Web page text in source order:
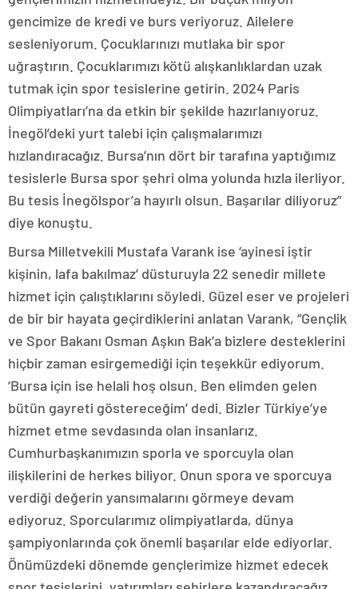
gencimize de kredi ve burs veriyoruz. Ailelere
sesleniyorum. Çocuklarınızı mutlaka bir spor
uğraştırın. Çocuklarımızı kötü alışkanlıklardan uzak
tutmak için spor tesislerine getirin. 2024 Paris
Olimpiyatları’na da etkin bir şekilde hazırlanıyoruz.
İnegöl’deki yurt talebi için çalışmalarımızı
hızlandıracağız. Bursa’nın dört bir tarafına yaptığımız
tesislerle Bursa spor şehri olma yolunda hızla ilerliyor.
Bu tesis İnegölspor’a hayırlı olsun. Başarılar diliyoruz”
diye konuştu.
Bursa Milletvekili Mustafa Varank ise ‘ayinesi iştir
kişinin, lafa bakılmaz’ düsturuyla 22 senedir millete
hizmet için çalıştıklarını söyledi. Güzel eser ve projeleri
de bir bir hayata geçirdiklerini anlatan Varank, “Gençlik
ve Spor Bakanı Osman Aşkın Bak’a bizlere desteklerini
hiçbir zaman esirgemediği için teşekkür ediyorum.
‘Bursa için ise helali hoş olsun. Ben elimden gelen
bütün gayreti göstereceğim’ dedi. Bizler Türkiye’ye
hizmet etme sevdasında olan insanlarız.
Cumhurbaşkanımızın sporla ve sporcuyla olan
ilişkilerini de herkes biliyor. Onun spora ve sporcuya
verdiği değerin yansımalarını görmeye devam
ediyoruz. Sporcularımız olimpiyatlarda, dünya
şampiyonlarında çok önemli başarılar elde ediyorlar.
Önümüzdeki dönemde gençlerimize hizmet edecek